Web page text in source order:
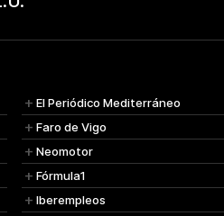
El Periódico Mediterráneo
Faro de Vigo
Neomotor
Fórmula1
Iberempleos